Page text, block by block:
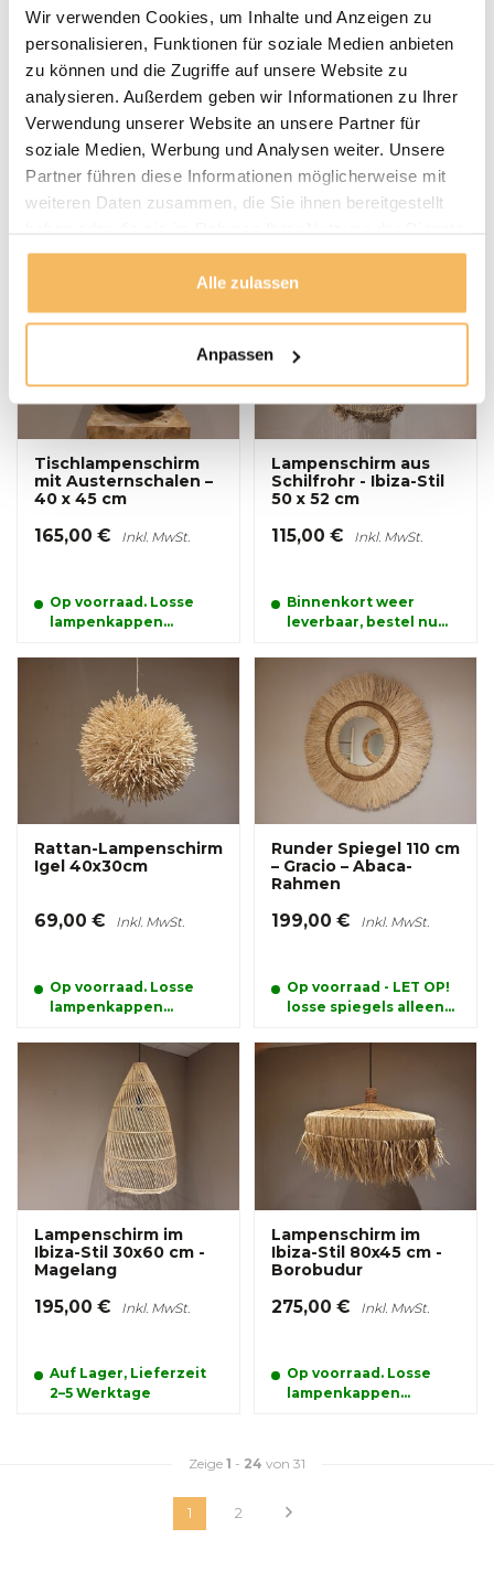
Wir verwenden Cookies, um Inhalte und Anzeigen zu
personalisieren, Funktionen für soziale Medien anbieten
zu können und die Zugriffe auf unsere Website zu
analysieren. Außerdem geben wir Informationen zu Ihrer
Verwendung unserer Website an unsere Partner für
soziale Medien, Werbung und Analysen weiter. Unsere
Partner führen diese Informationen möglicherweise mit
weiteren Daten zusammen, die Sie ihnen bereitgestellt
gesammelt haben.
Alle zulassen
Anpassen
Lampenschirm im
Ibiza-Stil 60x60 cm -
Papua
175,00 € Inkl. MwSt.
sichern Sie sich Ihr
Produkt schon einmal.
Stehlampe mit
Austernschalen – 45 x
325,00 € Inkl. MwSt.
Binnenkort weer
en reserveer alvast uw
product.
Tischlampenschirm
mit Austernschalen –
40 x 45 cm
165,00 € Inkl. MwSt.
Op voorraad. Losse
lampenkappen
afgehaald worden
Lampenschirm aus
Schilfrohr - Ibiza-Stil
50 x 52 cm
115,00 € Inkl. MwSt.
Binnenkort weer
leverbaar, bestel nu
product.
Rattan-Lampenschirm
Igel 40x30cm
69,00 € Inkl. MwSt.
Op voorraad. Losse
lampenkappen
afgehaald worden
Runder Spiegel 110 cm
– Gracio – Abaca-
Rahmen
199,00 € Inkl. MwSt.
Op voorraad - LET OP!
losse spiegels alleen
Lampenschirm im
Ibiza-Stil 30x60 cm -
Magelang
195,00 € Inkl. MwSt.
Auf Lager, Lieferzeit
2–5 Werktage
Lampenschirm im
Ibiza-Stil 80x45 cm -
Borobudur
275,00 € Inkl. MwSt.
Op voorraad. Losse
lampenkappen
Zeige 1 - 24 von 31
1 2